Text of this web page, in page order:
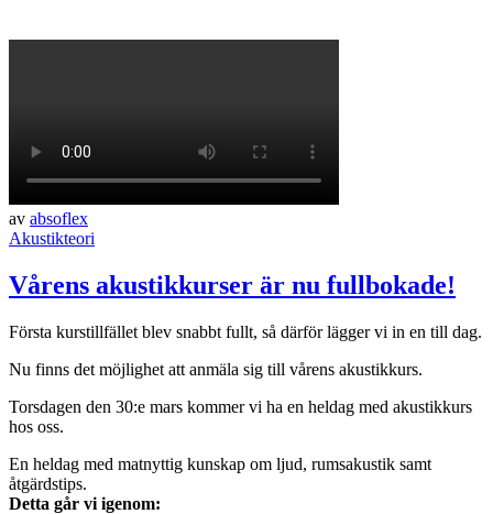
av absoflex
Akustikteori
Vårens akustikkurser är nu fullbokade!
Första kurstillfället blev snabbt fullt, så därför lägger vi in en till dag.
Nu finns det möjlighet att anmäla sig till vårens akustikkurs.
Torsdagen den 30:e mars kommer vi ha en heldag med akustikkurs
hos oss.
En heldag med matnyttig kunskap om ljud, rumsakustik samt
åtgärdstips.
Detta går vi igenom: